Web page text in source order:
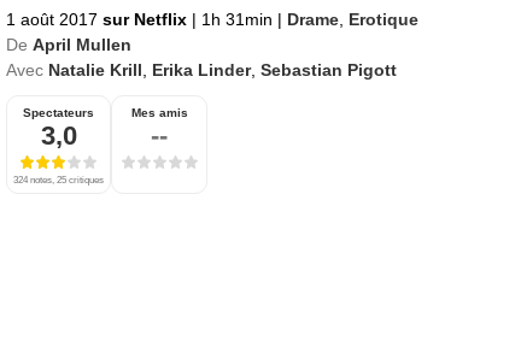
1 août 2017 sur Netflix | 1h 31min | Drame Erotique
De April Mullen
Avec Natalie Krill Erika Linder, Sebastian Pigott
Spectateurs
3,0
324 notes, 25 critiques
Mes amis
--